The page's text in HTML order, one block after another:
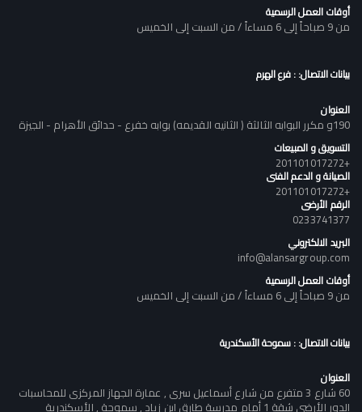
أوقات العمل الرسمية
من 9 صباحاً إلى 6 مساءاً / من السبت إلى الخميس
بيانات الاتصال: : فرع الهرم
العنوان
190و مكرر البوابه الثالثة ( الثانيه القديمه) بوابه خفرع - حدائق الأهرام - الجيزة
التسويق و المبيعات
+201101017272
الصيانة و الدعم الفنى
+201101017272
الرقم الأرضى
0233741377
البريد الالكتروني
info@alansargroup.com
أوقات العمل الرسمية
من 9 صباحاً إلى 6 مساءاً / من السبت إلى الخميس
بيانات الاتصال: : سموحة الأسكندرية
العنوان
60 شارع 3 متفرع من شارع أسماعيل سرى , عمارة الجهاز المركزى للمحاسبات
الدور الأرضى شقة 1 أمام مدرسة طارق ابن زياد , سموحة , الأسكندرية